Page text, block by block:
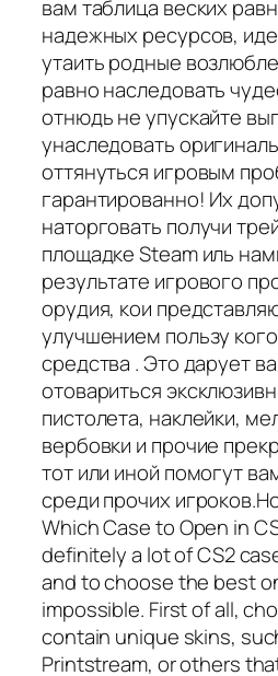
вам таблица веских
надежных ресурсов,
утаить родные
равно наследовать
отнюдь не упускайте
унаследовать
оттянуться игровым
гарантированно! Их
наторговать получи
площадке Steam иль
результате игрового
орудия, кои
улучшением пользу
средства . Это дарует
отовариться
пистолета, наклейки,
вербовки и прочие
тот или иной помогут
среди прочих
Which Case to Open in
definitely a lot of CS2
and to choose the best
impossible. First of all,
contain unique skins,
Printstream, or others